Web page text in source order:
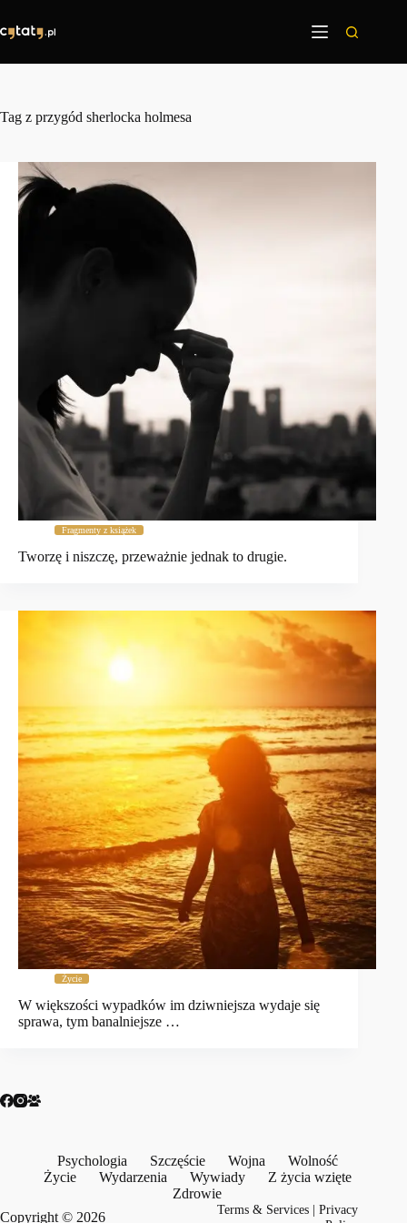
treści
Tag z przygód sherlocka holmesa
Fragmenty z książek
Tworzę i niszczę, przeważnie jednak to drugie.
Życie
W większości wypadków im dziwniejsza wydaje się
sprawa, tym banalniejsze …
Psychologia Szczęście Wojna
Wolność
Życie
Wydarzenia Wywiady
Z życia wzięte
Zdrowie
Copyright © 2026
Terms & Services |Privacy